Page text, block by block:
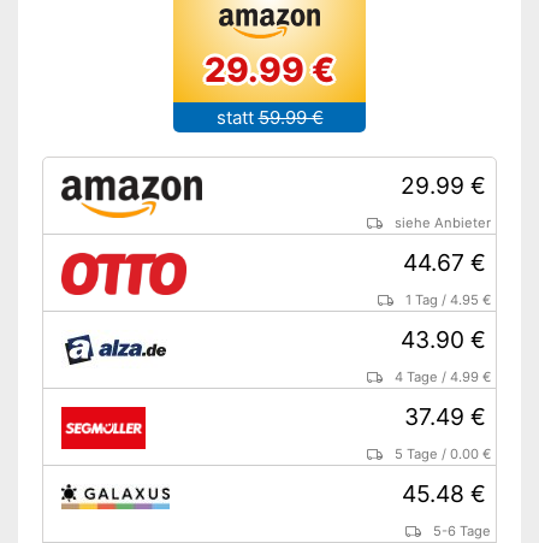
29.99 €
statt 59.99 €
29.99 €
siehe Anbieter
44.67 €
1 Tag /4.95 €
43.90 €
4 Tage /4.99 €
37.49 €
5 Tage /0.00 €
45.48 €
5-6 Tage